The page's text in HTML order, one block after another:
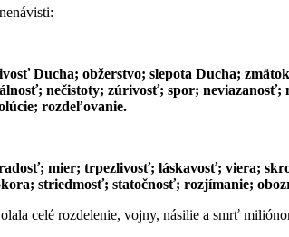
Ducha; obžerstvo; slepota Ducha;
nečistoty; zúrivosť; spor;
rozdeľovanie.
mier; trpezlivosť; láskavosť; viera;
striedmosť; statočnosť; rozjímanie;
celé rozdelenie, vojny, násilie a smrť